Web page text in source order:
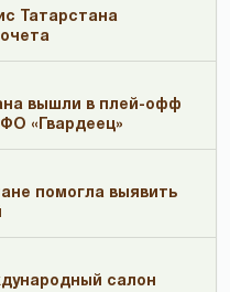
Татарстана
вышли в плей-офф
«Гвардеец»
помогла выявить
салон